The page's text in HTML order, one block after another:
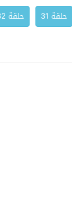
حلقة 31 حلقة 32